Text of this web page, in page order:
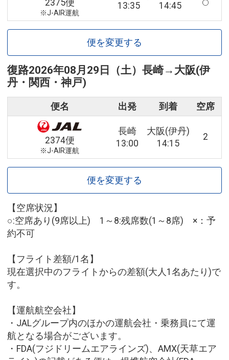
2375便
※J-AIR運航
13:35
14:45
便を変更する
復路2026年08月29日（土） 長崎→ 大阪(伊
丹・関西・神戸)
便名 出発 到着 空席
2374便
※J-AIR運航
長崎
13:00
大阪(伊丹)
14:15
2
便を変更する
【空席状況】
○:空席あり(9席以上) 1～8:残席数(1～8席) ×：予
約不可
【フライト差額/1名】
現在選択中のフライトからの差額(大人1名あたり)で
す。
【運航航空会社】
・JALグループ内のほかの運航会社・乗務員にて運
航となる場合がございます。
・FDA(フジドリームエアラインズ)、AMX(天草エア